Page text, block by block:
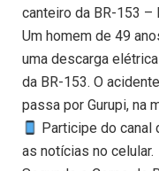
canteiro da BR-153
Um homem de 49
uma descarga
da BR-153. O
passa por Gurupi, na
Participe do canal
as notícias no celular.